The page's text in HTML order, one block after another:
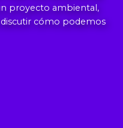
proyecto ambiental,
cómo podemos